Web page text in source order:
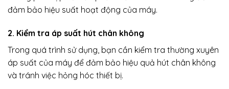
đảm bảo hiệu suất hoạt động của máy.
2. Kiểm tra áp suất hút chân không
Trong quá trình sử dụng, bạn cần kiểm tra thường xuyên
áp suất của máy để đảm bảo hiệu quả hút chân không
và tránh việc hỏng hóc thiết bị.